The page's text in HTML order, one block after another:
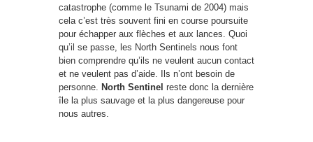
catastrophe (comme le Tsunami de 2004) mais
cela c’est très souvent fini en course poursuite
pour échapper aux flèches et aux lances. Quoi
qu’il se passe, les North Sentinels nous font
bien comprendre qu’ils ne veulent aucun contact
et ne veulent pas d’aide. Ils n’ont besoin de
personne. North Sentinel reste donc la dernière
île la plus sauvage et la plus dangereuse pour
nous autres.